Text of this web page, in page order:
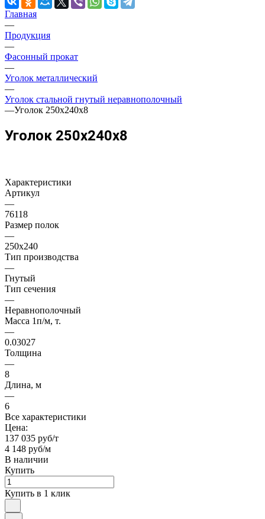
Главная
—
Продукция
—
Фасонный прокат
—
Уголок металлический
—
Уголок стальной гнутый неравнополочный
—Уголок 250х240х8
Уголок 250х240х8
Характеристики
Артикул
—
76118
Размер полок
—
250х240
Тип производства
—
Гнутый
Тип сечения
—
Неравнополочный
Масса 1п/м, т.
—
0.03027
Толщина
—
8
Длина, м
—
6
Все характеристики
Цена:
137 035 руб/т
4 148 руб/м
В наличии
Купить
Купить в 1 клик